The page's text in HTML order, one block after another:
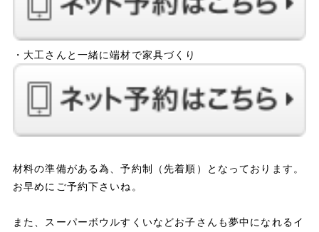
・大工さんと一緒に端材で家具づくり
材料の準備がある為、予約制（先着順）となっております。
お早めにご予約下さいね。
また、スーパーボウルすくいなどお子さんも夢中になれるイ